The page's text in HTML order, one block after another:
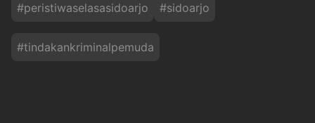
#peristiwaselasasidoarjo #sidoarjo
#tindakankriminalpemuda